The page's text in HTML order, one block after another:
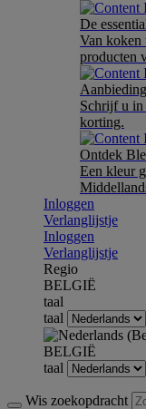
De
Van koken
producten
Schrijf u in
korting.
Ontdek
Een kleur
Inloggen
Verlanglijstje
Inloggen
Verlanglijstje
Regio
BELGIË
taal
taal
BELGIË
taal
Wis zoekopdracht